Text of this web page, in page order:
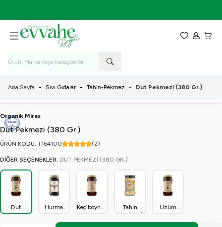
Favorilerim
Hesabım
Ana Sayfa - Sıvı Gıdalar - Tahin-Pekmez - Dut Pekmezi (380 Gr.)
Organik Miras
Dut Pekmezi (380 Gr.)
ÜRÜN KODU: T164100 (2)
DIĞER SEÇENEKLER: DUT PEKMEZI (380 GR.)
Dut
Pekmezi
(380 Gr.)
Hurma
(380 Gr.)
Keçiboynuzu
(380 Gr.)
Tahin
(300 Gr.)
Üzüm
(380 Gr.)